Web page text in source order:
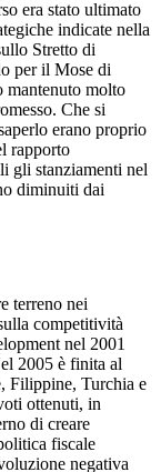
era stato ultimato
indicate nella
Stretto di
per il Mose di
mantenuto molto
Che si
erano proprio
rapporto
gli stanziamenti nel
diminuiti dai
terreno nei
competitività
nel 2001
2005 è finita al
Filippine, Turchia e
ottenuti, in
di creare
fiscale
negativa